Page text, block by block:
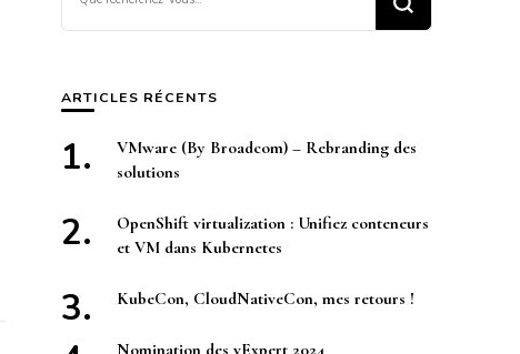
recherchiez
quelque
ARTICLES RÉCENTS
VMware (By Broadcom) – Rebranding des
solutions
OpenShift virtualization : Unifiez conteneurs
et VM dans Kubernetes
KubeCon, CloudNativeCon, mes retours !
Nomination des vExpert 2024